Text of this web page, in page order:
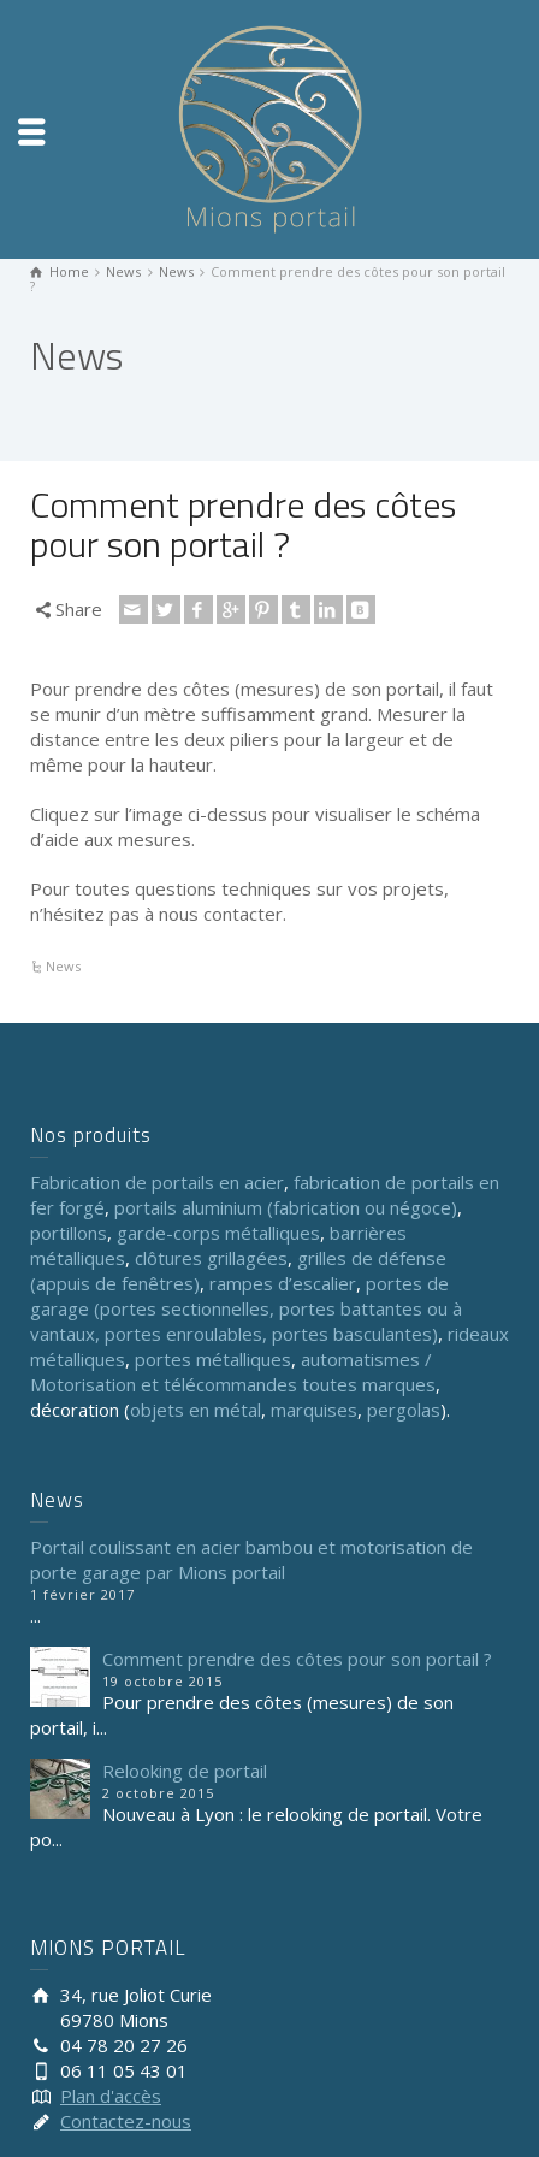
Home News News
Comment prendre des côtes pour son portail
?
News
Comment prendre des côtes
pour son portail ?
Share
Pour prendre des côtes (mesures) de son portail, il faut
se munir d’un mètre suffisamment grand. Mesurer la
distance entre les deux piliers pour la largeur et de
même pour la hauteur.
Cliquez sur l’image ci-dessus pour visualiser le schéma
d’aide aux mesures.
Pour toutes questions techniques sur vos projets,
n’hésitez pas à nous contacter.
News
Nos produits
Fabrication de portails en acier, fabrication de portails en
fer forgé, portails aluminium (fabrication ou négoce),
portillons, garde-corps métalliques, barrières
métalliques, clôtures grillagées, grilles de défense
(appuis de fenêtres), rampes d’escalier, portes de
garage (portes sectionnelles, portes battantes ou à
vantaux, portes enroulables, portes basculantes), rideaux
métalliques, portes métalliques, automatismes /
Motorisation et télécommandes toutes marques,
décoration (objets en métal, marquises, pergolas).
News
Portail coulissant en acier bambou et motorisation de
porte garage par Mions portail
1 février 2017
...
Comment prendre des côtes pour son portail ?
19 octobre 2015
Pour prendre des côtes (mesures) de son
portail, i...
Relooking de portail
2 octobre 2015
Nouveau à Lyon : le relooking de portail. Votre
po...
MIONS PORTAIL
34, rue Joliot Curie
69780 Mions
04 78 20 27 26
06 11 05 43 01
Plan d'accès
Contactez-nous